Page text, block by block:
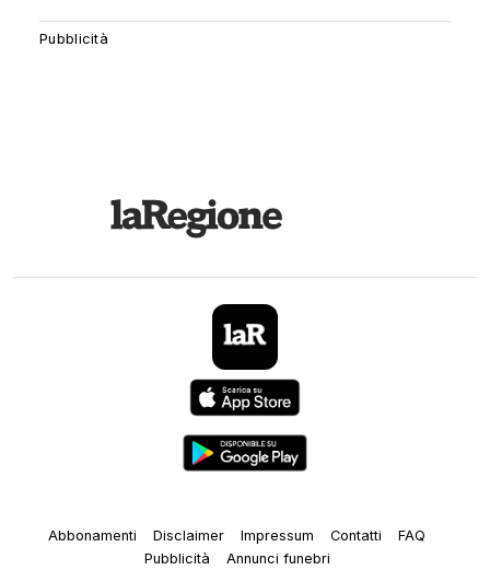
Abbonamenti Disclaimer Impressum Contatti
FAQ
Pubblicità
Annunci funebri